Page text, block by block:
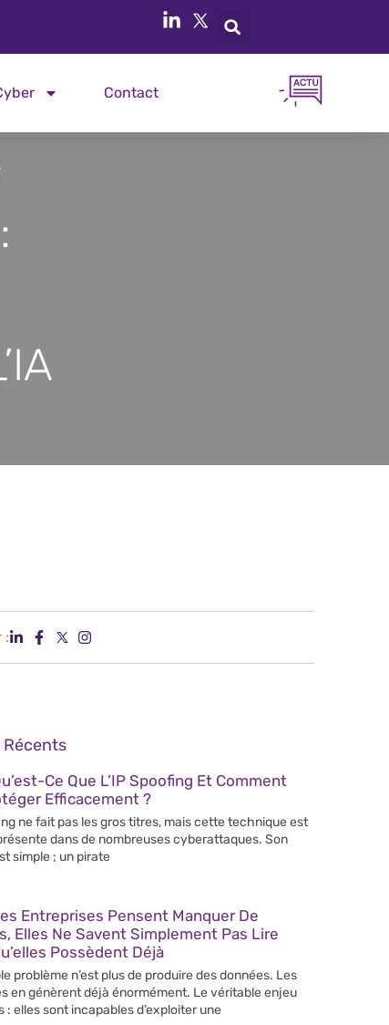
Contact
:
Ce Que L’IP Spoofing Et Comment
Efficacement ?
ne fait pas les gros titres, mais cette technique est
dans de nombreuses cyberattaques. Son
simple ; un pirate
Entreprises Pensent Manquer De
Elles Ne Savent Simplement Pas Lire
Possèdent Déjà
problème n’est plus de produire des données. Les
en génèrent déjà énormément. Le véritable enjeu
: elles sont incapables d’exploiter une